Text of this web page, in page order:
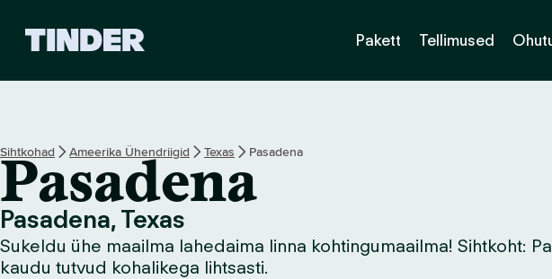
i
a
l
e
h
Pakett Tellimused
Sihtkohad Ameerika Ühendriigid Texas Pasadena
Pasadena
Pasadena, Texas
Sukeldu ühe maailma lahedaima linna kohtingumaailma! Sihtkoht:
kaudu tutvud kohalikega lihtsasti.